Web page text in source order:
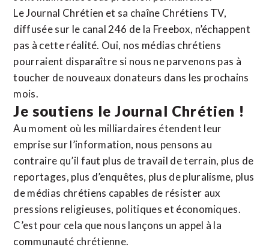
Le Journal Chrétien et sa chaîne Chrétiens TV,
diffusée sur le canal 246 de la Freebox, n’échappent
pas à cette réalité. Oui, nos médias chrétiens
pourraient disparaître si nous ne parvenons pas à
toucher de nouveaux donateurs dans les prochains
mois.
Je soutiens le Journal Chrétien !
Au moment où les milliardaires étendent leur
emprise sur l’information, nous pensons au
contraire qu’il faut plus de travail de terrain, plus de
reportages, plus d’enquêtes, plus de pluralisme, plus
de médias chrétiens capables de résister aux
pressions religieuses, politiques et économiques.
C’est pour cela que nous lançons un appel à la
communauté chrétienne.